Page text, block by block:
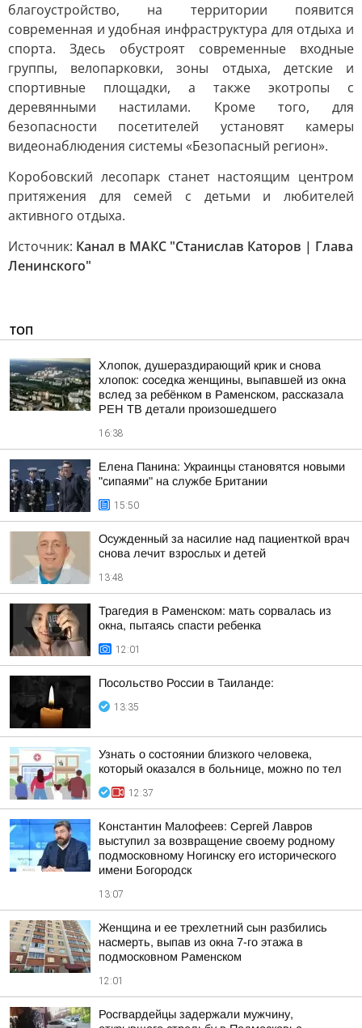
благоустройство, на территории появится
современная и удобная инфраструктура для отдыха и
спорта. Здесь обустроят современные входные
группы, велопарковки, зоны отдыха, детские и
спортивные площадки, а также экотропы с
деревянными настилами. Кроме того, для
безопасности посетителей установят камеры
видеонаблюдения системы «Безопасный регион».
Коробовский лесопарк станет настоящим центром
притяжения для семей с детьми и любителей
активного отдыха.
Источник: Канал в МАКС "Станислав Каторов | Глава
Ленинского"
ТОП
Хлопок, душераздирающий крик и снова
хлопок: соседка женщины, выпавшей из окна
вслед за ребёнком в Раменском, рассказала
РЕН ТВ детали произошедшего
16:38
Елена Панина: Украинцы становятся новыми
"сипаями" на службе Британии
15:50
Осужденный за насилие над пациенткой врач
снова лечит взрослых и детей
13:48
Трагедия в Раменском: мать сорвалась из
окна, пытаясь спасти ребенка
12:01
Посольство России в Таиланде:
13:35
Узнать о состоянии близкого человека,
который оказался в больнице, можно по тел
12:37
Константин Малофеев: Сергей Лавров
выступил за возвращение своему родному
подмосковному Ногинску его исторического
имени Богородск
13:07
Женщина и ее трехлетний сын разбились
насмерть, выпав из окна 7-го этажа в
подмосковном Раменском
12:01
Росгвардейцы задержали мужчину,